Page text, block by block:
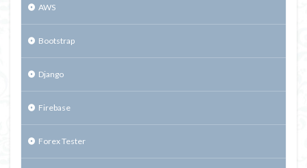
AWS
Bootstrap
Django
Firebase
Forex Tester